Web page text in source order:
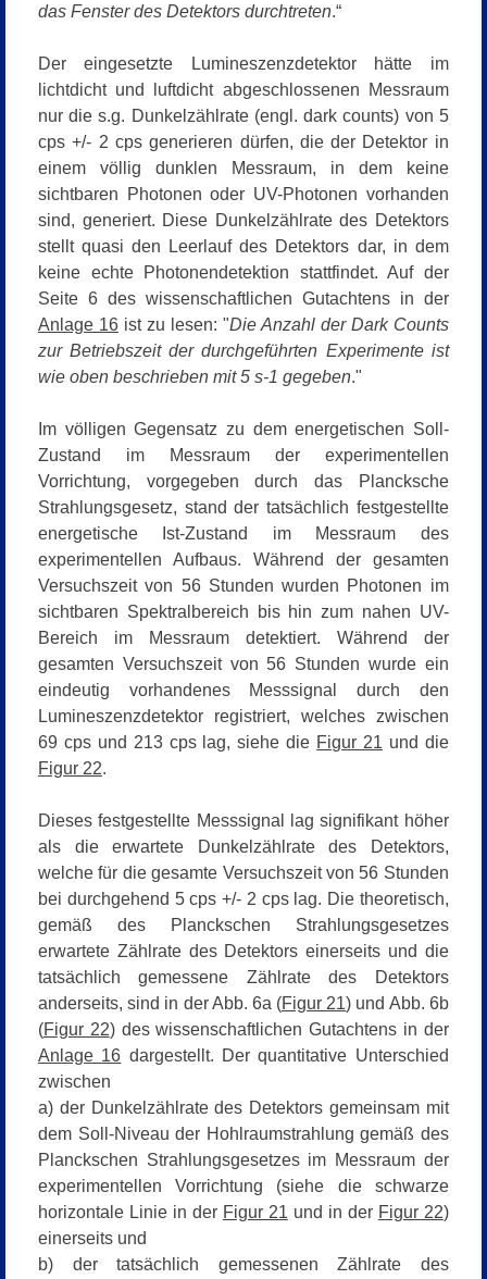
das Fenster des Detektors durchtreten.“
Der eingesetzte Lumineszenzdetektor hätte im
lichtdicht und luftdicht abgeschlossenen Messraum
nur die s.g. Dunkelzählrate (engl. dark counts) von 5
cps +/- 2 cps generieren dürfen, die der Detektor in
einem völlig dunklen Messraum, in dem keine
sichtbaren Photonen oder UV-Photonen vorhanden
sind, generiert. Diese Dunkelzählrate des Detektors
stellt quasi den Leerlauf des Detektors dar, in dem
keine echte Photonendetektion stattfindet. Auf der
Seite 6 des wissenschaftlichen Gutachtens in der
Anlage 16ist zu lesen: "Die Anzahl der Dark Counts
zur Betriebszeit der durchgeführten Experimente ist
wie oben beschrieben mit 5 s-1 gegeben."
Im völligen Gegensatz zu dem energetischen Soll-
Zustand im Messraum der experimentellen
Vorrichtung, vorgegeben durch das Plancksche
Strahlungsgesetz, stand der tatsächlich festgestellte
energetische Ist-Zustand im Messraum des
experimentellen Aufbaus. Während der gesamten
Versuchszeit von 56 Stunden wurden Photonen im
sichtbaren Spektralbereich bis hin zum nahen UV-
Bereich im Messraum detektiert. Während der
gesamten Versuchszeit von 56 Stunden wurde ein
eindeutig vorhandenes Messsignal durch den
Lumineszenzdetektor registriert, welches zwischen
69 cps und 213 cps lag, siehe die Figur 21 und die
Figur 22.
Dieses festgestellte Messsignal lag signifikant höher
als die erwartete Dunkelzählrate des Detektors,
welche für die gesamte Versuchszeit von 56 Stunden
bei durchgehend 5 cps +/- 2 cps lag. Die theoretisch,
gemäß des Planckschen Strahlungsgesetzes
erwartete Zählrate des Detektors einerseits und die
tatsächlich gemessene Zählrate des Detektors
anderseits, sind in der Abb. 6a (Figur 21) und Abb. 6b
(Figur 22) des wissenschaftlichen Gutachtens in der
Anlage 16 dargestellt. Der quantitative Unterschied
zwischen
a) der Dunkelzählratedes Detektors gemeinsam mit
dem Soll-Niveau der Hohlraumstrahlung gemäß des
Planckschen Strahlungsgesetzes im Messraum der
experimentellen Vorrichtung (siehe die schwarze
horizontale Linie in der Figur 21 und in der Figur 22)
einerseits und
b) der tatsächlich gemessenen Zählrate des